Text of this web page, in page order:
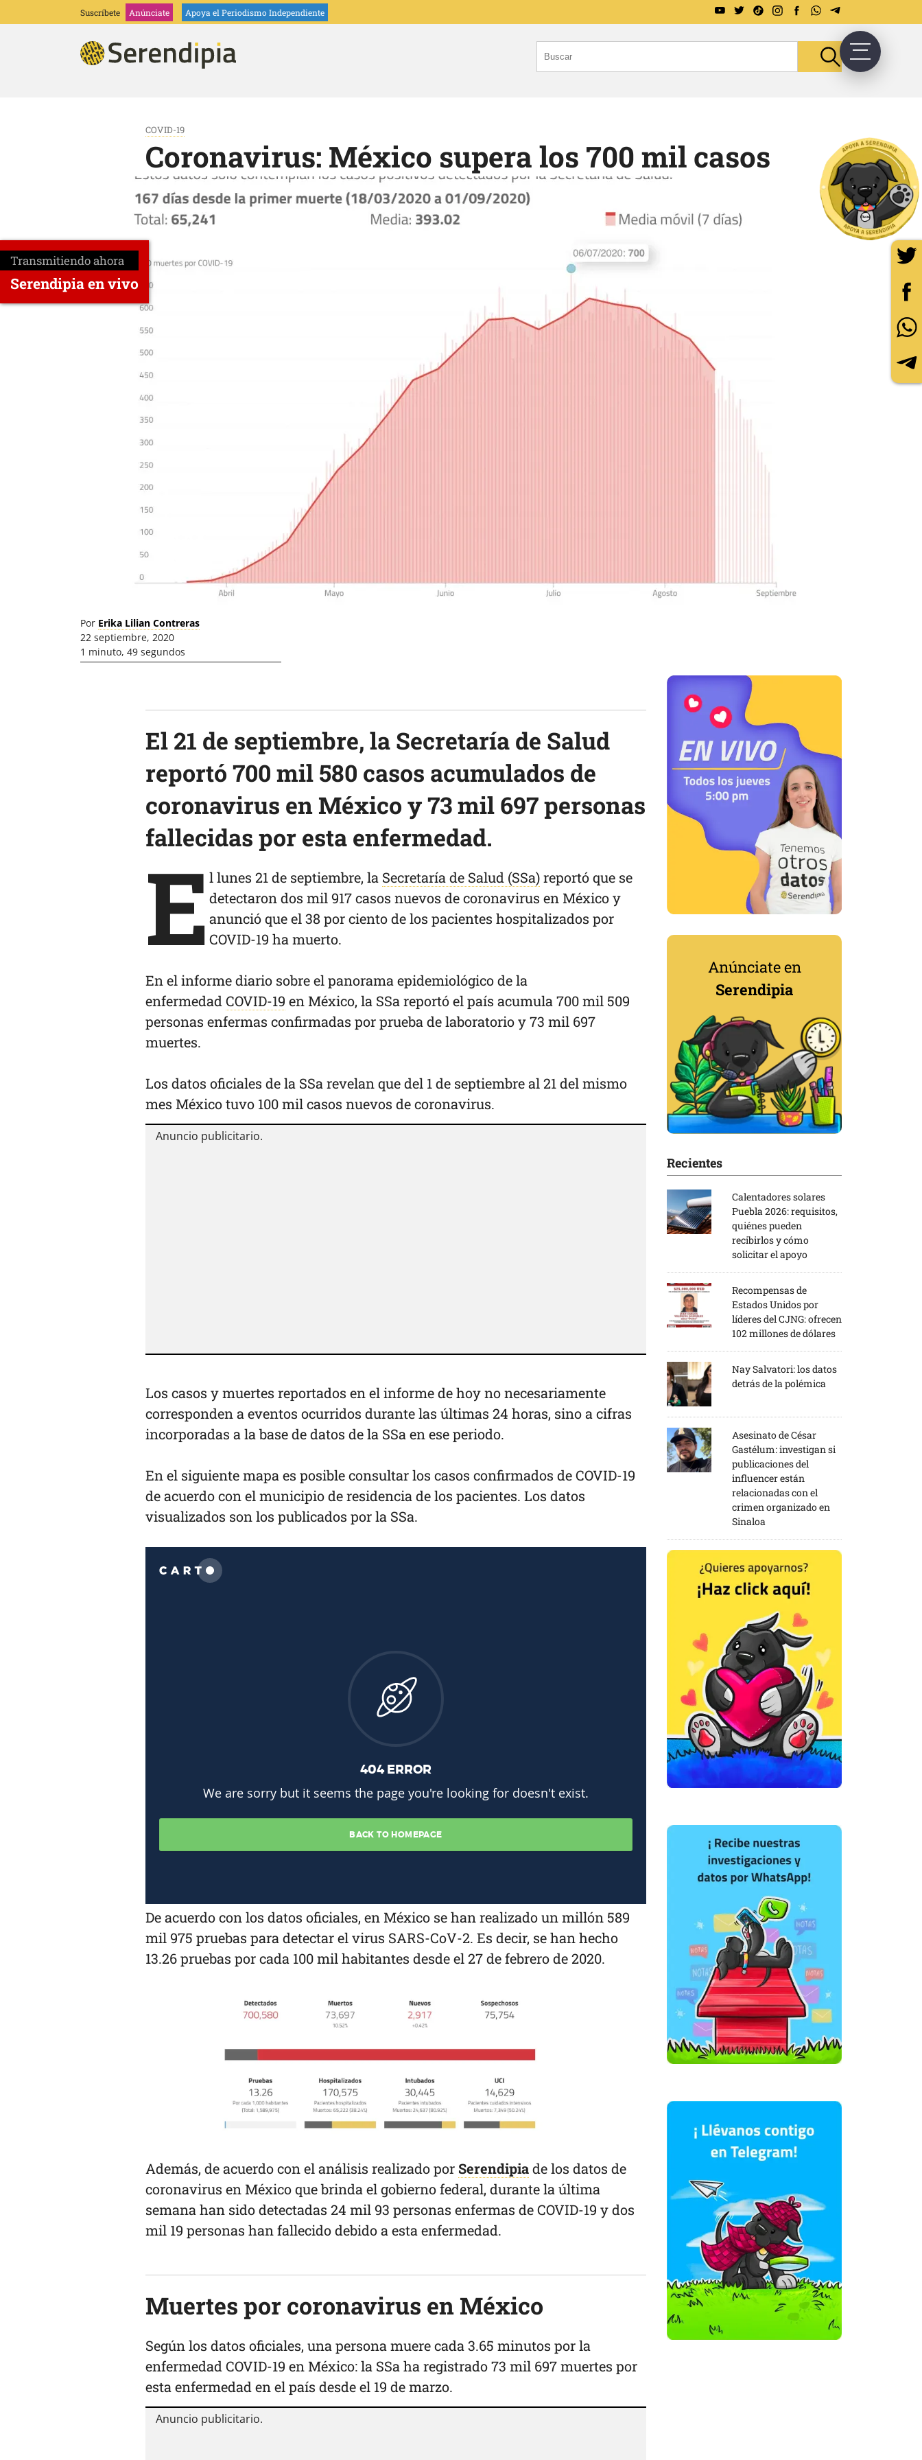
Suscríbete Anúnciate Apoya el Periodismo Independiente
COVID-19
Coronavirus: México supera los 700 mil casos
Por Erika Lilian Contreras
22 septiembre, 2020
1 minuto, 49 segundos
El 21 de septiembre, la Secretaría de Salud
reportó 700 mil 580 casos acumulados de
coronavirus en México y 73 mil 697 personas
fallecidas por esta enfermedad.
E l lunes 21 de septiembre, la Secretaría de Salud (SSa)reportó que se
detectaron dos mil 917 casos nuevos de coronavirus en México y
anunció que el 38 por ciento de los pacientes hospitalizados por
COVID-19 ha muerto.
En el informe diario sobre el panorama epidemiológico de la
enfermedad COVID-19 en México, la SSa reportó el país acumula 700 mil 509
personas enfermas confirmadas por prueba de laboratorio y 73 mil 697
muertes.
Los datos oficiales de la SSa revelan que del 1 de septiembre al 21 del mismo
mes México tuvo 100 mil casos nuevos de coronavirus.
Los casos y muertes reportados en el informe de hoy no necesariamente
corresponden a eventos ocurridos durante las últimas 24 horas, sino a cifras
incorporadas a la base de datos de la SSa en ese periodo.
En el siguiente mapa es posible consultar los casos confirmados de COVID-19
de acuerdo con el municipio de residencia de los pacientes. Los datos
visualizados son los publicados por la SSa.
De acuerdo con los datos oficiales, en México se han realizado un millón 589
mil 975 pruebas para detectar el virus SARS-CoV-2. Es decir, se han hecho
13.26 pruebas por cada 100 mil habitantes desde el 27 de febrero de 2020.
Además, de acuerdo con el análisis realizado por Serendipiade los datos de
coronavirus en México que brinda el gobierno federal, durante la última
semana han sido detectadas 24 mil 93 personas enfermas de COVID-19 y dos
mil 19 personas han fallecido debido a esta enfermedad.
Muertes por coronavirus en México
Según los datos oficiales, una persona muere cada 3.65 minutos por la
enfermedad COVID-19 en México: la SSa ha registrado 73 mil 697 muertes por
esta enfermedad en el país desde el 19 de marzo.
Anúnciate en
Serendipia
Recientes
Calentadores solares
Puebla 2026: requisitos,
quiénes pueden
recibirlos y cómo
solicitar el apoyo
Recompensas de
Estados Unidos por
líderes del CJNG: ofrecen
102 millones de dólares
Nay Salvatori: los datos
detrás de la polémica
Asesinato de César
Gastélum: investigan si
publicaciones del
influencer están
relacionadas con el
crimen organizado en
Sinaloa
Transmitiendo ahora
Serendipia en vivo